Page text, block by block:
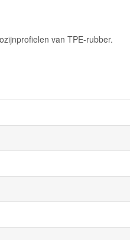
van TPE-rubber.